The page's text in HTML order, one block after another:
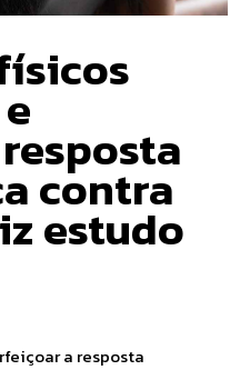
contra
estudo
a resposta